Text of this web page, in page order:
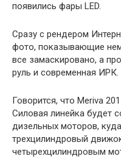
появились фары LED.
Сразу с рендером
фото, показывающие
все замаскировано, а
руль и современная ИРК.
Говорится, что Meriva
Силовая линейка будет
дизельных моторов,
трехцилиндровый
четырехцилиндровым